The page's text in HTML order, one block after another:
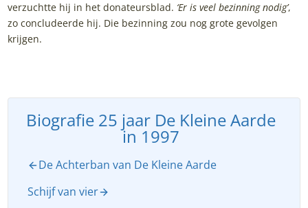
verzuchtte hij in het donateursblad. ‘Er is veel bezinning nodig’,
zo concludeerde hij. Die bezinning zou nog grote gevolgen
krijgen.
Biografie 25 jaar De Kleine Aarde
in 1997
De Achterban van De Kleine Aarde
Schijf van vier